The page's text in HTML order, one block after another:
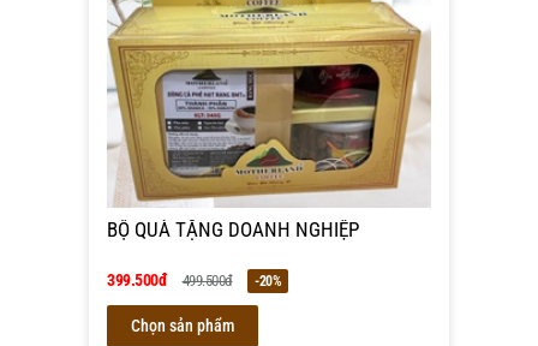
BỘ QUÀ TẶNG DOANH NGHIỆP
399.500đ 499.500đ -20%
Chọn sản phẩm